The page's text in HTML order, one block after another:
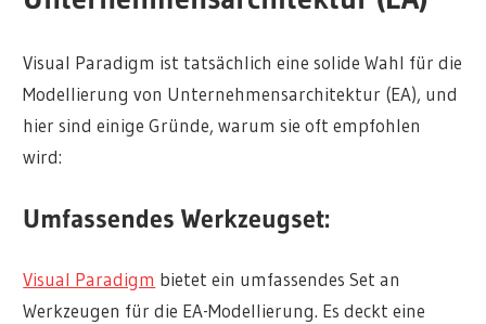
Visual Paradigm ist tatsächlich eine solide Wahl für die
Modellierung von Unternehmensarchitektur (EA), und
hier sind einige Gründe, warum sie oft empfohlen
wird:
Umfassendes Werkzeugset:
Visual Paradigm bietet ein umfassendes Set an
Werkzeugen für die EA-Modellierung. Es deckt eine